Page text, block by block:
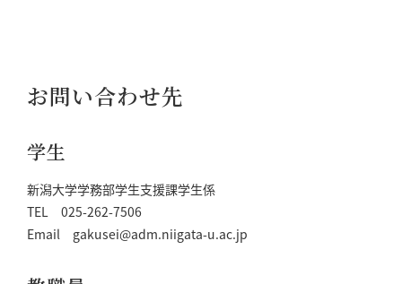
お問い合わせ先
学生
新潟大学学務部学生支援課学生係
TEL 025-262-7506
Email gakusei@adm.niigata-u.ac.jp